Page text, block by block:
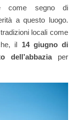
come segno di
a questo luogo.
locali come
il 14 giugno di
dell’abbaziaper